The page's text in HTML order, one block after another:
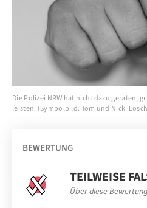
Die Polizei NRW hat nicht dazu geraten,
leisten. (Symbolbild: Tom und Nicki
BEWERTUNG
TEILWEISE
Über diese Bewertung